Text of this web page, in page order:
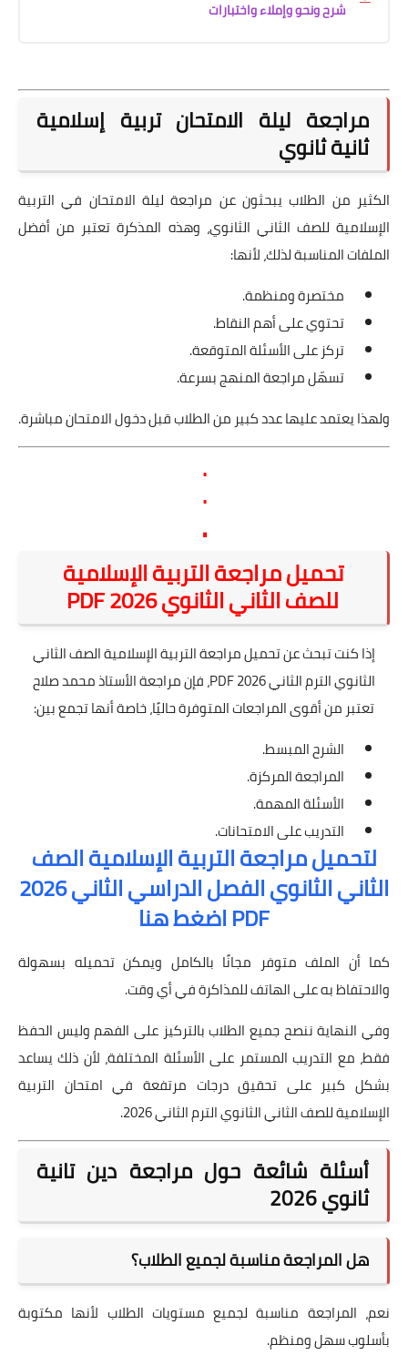
شرح ونحو وإملاء واختبارات
مراجعة ليلة الامتحان تربية إسلامية
ثانية ثانوي
الكثير من الطلاب يبحثون عن مراجعة ليلة الامتحان في التربية
الإسلامية للصف الثاني الثانوي، وهذه المذكرة تعتبر من أفضل
الملفات المناسبة لذلك، لأنها:
مختصرة ومنظمة.
تحتوي على أهم النقاط.
تركز على الأسئلة المتوقعة.
تسهّل مراجعة المنهج بسرعة.
ولهذا يعتمد عليها عدد كبير من الطلاب قبل دخول الامتحان مباشرة.
.
.
.
تحميل مراجعة التربية الإسلامية
للصف الثاني الثانوي 2026 PDF
إذا كنت تبحث عن تحميل مراجعة التربية الإسلامية الصف الثاني
الثانوي الترم الثاني 2026 PDF، فإن مراجعة الأستاذ محمد صلاح
تعتبر من أقوى المراجعات المتوفرة حاليًا، خاصة أنها تجمع بين:
الشرح المبسط.
المراجعة المركزة.
الأسئلة المهمة.
التدريب على الامتحانات.
لتحميل مراجعة التربية الإسلامية الصف
الثاني الثانوي الفصل الدراسي الثاني 2026
PDF اضغط هنا
كما أن الملف متوفر مجانًا بالكامل ويمكن تحميله بسهولة
والاحتفاظ به على الهاتف للمذاكرة في أي وقت.
وفي النهاية ننصح جميع الطلاب بالتركيز على الفهم وليس الحفظ
فقط، مع التدريب المستمر على الأسئلة المختلفة، لأن ذلك يساعد
بشكل كبير على تحقيق درجات مرتفعة في امتحان التربية
الإسلامية للصف الثاني الثانوي الترم الثاني 2026.
أسئلة شائعة حول مراجعة دين تانية
ثانوي 2026
هل المراجعة مناسبة لجميع الطلاب؟
نعم، المراجعة مناسبة لجميع مستويات الطلاب لأنها مكتوبة
بأسلوب سهل ومنظم.